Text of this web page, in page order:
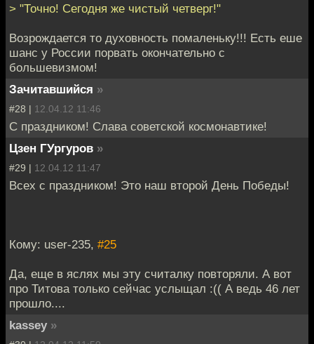
> "Точно! Сегодня же чистый четверг!"
Возрождается то духовность помаленьку!!! Есть еше
шанс у России порвать окончательно с
большевизмом!
Зачитавшийся »
#28 | 12.04.12 11:46
С праздником! Слава советской космонавтике!
Цзен ГУргуров »
#29 | 12.04.12 11:47
Всех с праздником! Это наш второй День Победы!
Кому: user-235, #25
Да, еще в яслях мы эту считалку повторяли. А вот
про Титова только сейчас услыщал :(( А ведь 46 лет
прошло....
kassey »